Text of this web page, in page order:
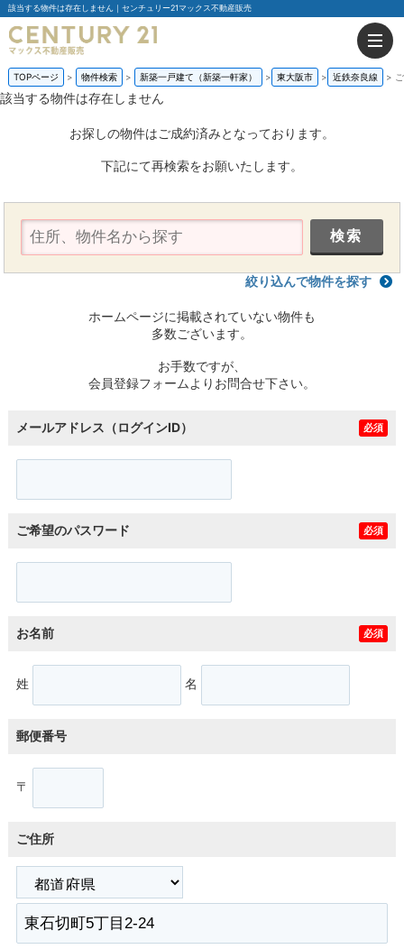
該当する物件は存在しません｜センチュリー21マックス不動産販売
TOPページ 物件検索 新築一戸建て（新築一軒家） 東大阪市 近鉄奈良線
該当する物件は存在しません
お探しの物件はご成約済みとなっております。
下記にて再検索をお願いたします。
絞り込んで物件を探す
ホームページに掲載されていない物件も
多数ございます。
お手数ですが、
会員登録フォームよりお問合せ下さい。
メールアドレス（ログインID） 必須
ご希望のパスワード 必須
お名前 必須
姓 名
郵便番号
〒
ご住所